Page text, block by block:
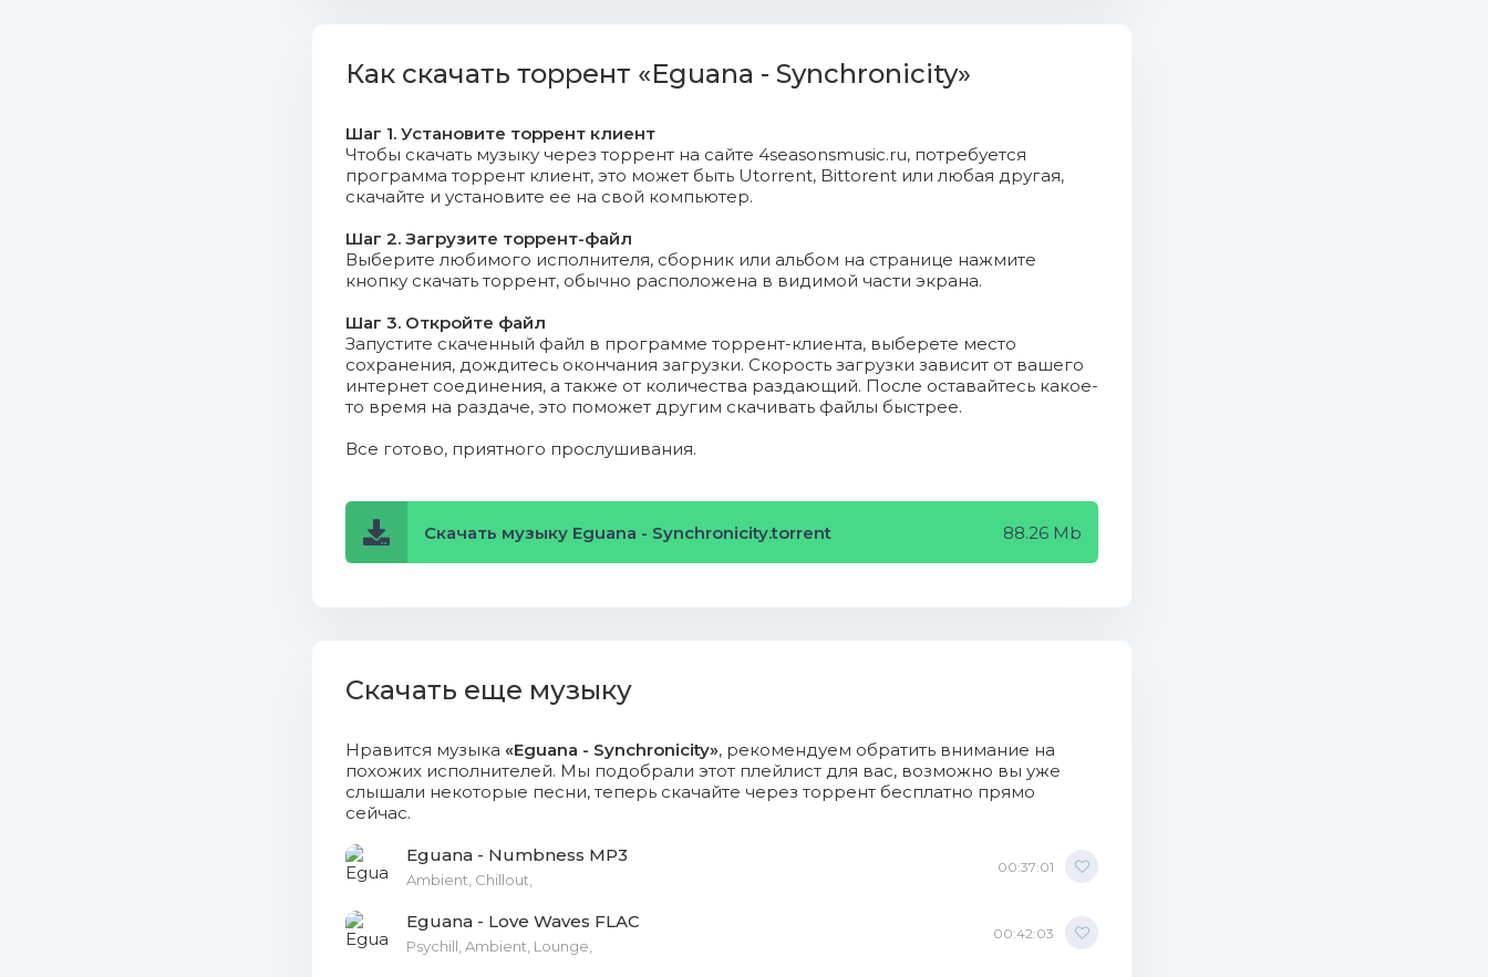
07. Eguana - Your Lips (Original Mix).mp3 (11.52 Mb)
08. Eguana - Never Leave Me (Original Mix).mp3 (10.15 Mb)
09. Eguana - Feel Happiness (Original Mix).mp3 (8.5 Mb)
folder.jpg (372.51 Kb)
Как скачать торрент «Eguana - Synchronicity»
Шаг 1. Установите торрент клиент
Чтобы скачать музыку через торрент на сайте 4seasonsmusic.ru, потребуется
программа торрент клиент, это может быть Utorrent, Bittorent или любая другая,
скачайте и установите ее на свой компьютер.
Шаг 2. Загрузите торрент-файл
Выберите любимого исполнителя, сборник или альбом на странице нажмите
кнопку скачать торрент, обычно расположена в видимой части экрана.
Шаг 3. Откройте файл
Запустите скаченный файл в программе торрент-клиента, выберете место
сохранения, дождитесь окончания загрузки. Скорость загрузки зависит от вашего
интернет соединения, а также от количества раздающий. После оставайтесь какое-
то время на раздаче, это поможет другим скачивать файлы быстрее.
Все готово, приятного прослушивания.
Скачать музыку Eguana - Synchronicity.torrent 88.26 Mb
Скачать еще музыку
Нравится музыка «Eguana - Synchronicity», рекомендуем обратить внимание на
похожих исполнителей. Мы подобрали этот плейлист для вас, возможно вы уже
слышали некоторые песни, теперь скачайте через торрент бесплатно прямо
сейчас.
Eguana - Numbness MP3
Ambient, Chillout,
00:37:01
Eguana - Love Waves FLAC
Psychill, Ambient, Lounge,
00:42:03